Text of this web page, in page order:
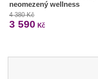
neomezený wellness
4 380 Kč
3 590 Kč